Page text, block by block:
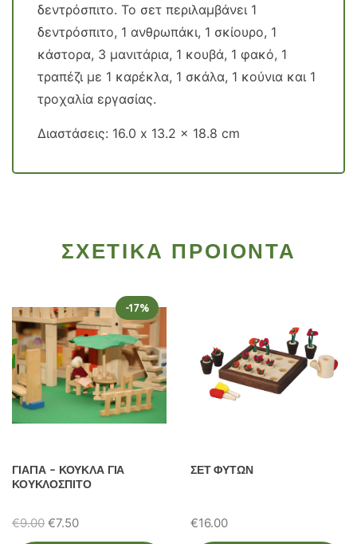
δεντρόσπιτο. Το σετ περιλαμβάνει 1
δεντρόσπιτο, 1 ανθρωπάκι, 1 σκίουρο, 1
κάστορα, 3 μανιτάρια, 1 κουβά, 1 φακό, 1
τραπέζι με 1 καρέκλα, 1 σκάλα, 1 κούνια και 1
τροχαλία εργασίας.
Διαστάσεις: 16.0 x 13.2 x 18.8 cm
ΣΧΕΤΙΚΑ ΠΡΟΙΟΝΤΑ
-17%
ΓΙΑΓΙΑ – ΚΟΥΚΛΑ ΓΙΑ
ΚΟΥΚΛΟΣΠΙΤΟ
€9.00 Original
price
€7.50Η
τρέχουσα
ΣΕΤ ΦΥΤΩΝ
€16.00